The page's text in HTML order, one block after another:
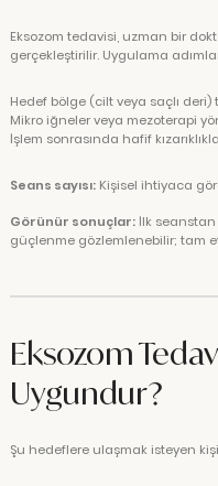
Eksozom tedavisi, uzman bir
gerçekleştirilir. Uygulama
Hedef bölge (cilt veya saçlı deri)
Mikro iğneler veya mezoterapi
İşlem sonrasında hafif
Seans sayısı:Kişisel ihtiyaca
Görünür sonuçlar:İlk seanstan
güçlenme gözlemlenebilir; tam
Eksozom
Uygundur?
Şu hedeflere ulaşmak isteyen